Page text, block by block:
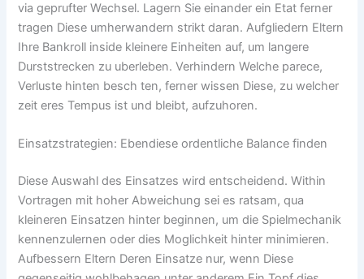
via geprufter Wechsel. Lagern Sie einander ein Etat ferner
tragen Diese umherwandern strikt daran. Aufgliedern Eltern
Ihre Bankroll inside kleinere Einheiten auf, um langere
Durststrecken zu uberleben. Verhindern Welche parece,
Verluste hinten besch ten, ferner wissen Diese, zu welcher
zeit eres Tempus ist und bleibt, aufzuhoren.
Einsatzstrategien: Ebendiese ordentliche Balance finden
Diese Auswahl des Einsatzes wird entscheidend. Within
Vortragen mit hoher Abweichung sei es ratsam, qua
kleineren Einsatzen hinter beginnen, um die Spielmechanik
kennenzulernen oder dies Moglichkeit hinter minimieren.
Aufbessern Eltern Deren Einsatze nur, wenn Diese